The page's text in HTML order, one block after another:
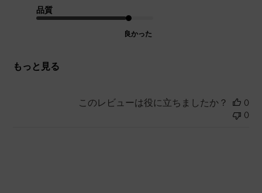
品質
良かった
もっと見る
このレビューは役に立ちましたか？
0
0